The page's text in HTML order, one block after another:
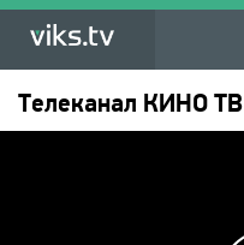
Телеканал КИНО ТВ